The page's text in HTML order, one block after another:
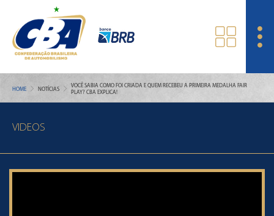
HOME NOTÍCIAS
VOCÊ SABIA COMO FOI CRIADA E QUEM RECEBEU A PRIMEIRA MEDALHA FAIR
PLAY? CBA EXPLICA!
VIDEOS